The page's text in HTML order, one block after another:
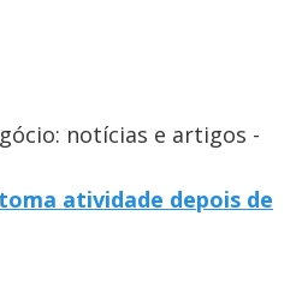
notícias e artigos -
atividade depois de